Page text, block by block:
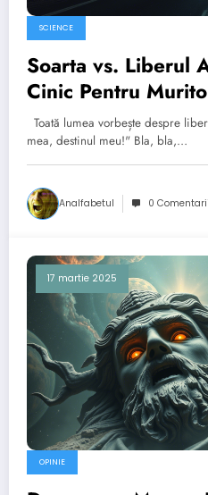
SCIENCE
Soarta vs. Liberul
Cinic Pentru
Toată lumea vorbește despre
mea, destinul meu!" Bla, bla,…
Analfabetul 0 Comentarii
17 martie 2025
OPINIE